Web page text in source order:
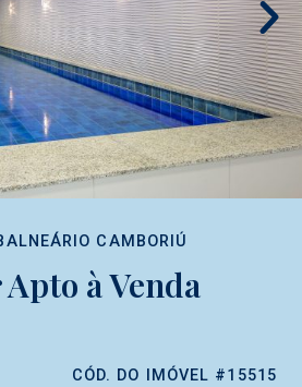
CAMBORIÚ
à Venda
CÓD. DO IMÓVEL #15515